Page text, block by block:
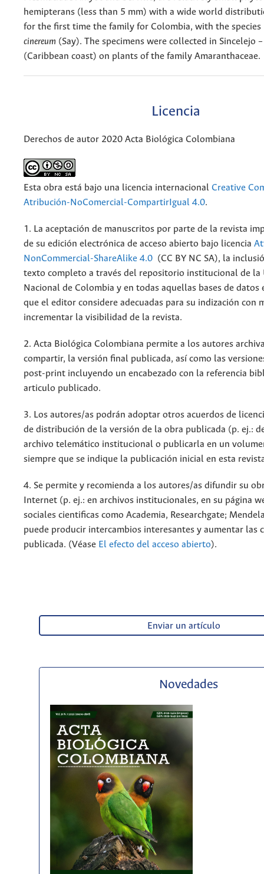
hemipterans (less than 5 mm) with a wide world
for the first time the family for Colombia, with the species
cinereum (Say). The specimens were collected in Sincelejo –
(Caribbean coast) on plants of the family Amaranthaceae.
Licencia
Derechos de autor 2020 Acta Biológica Colombiana
Esta obra está bajo una licencia internacional Creative
Atribución-NoComercial-CompartirIgual 4.0.
1. La aceptación de manuscritos por parte de la revista
de su edición electrónica de acceso abierto bajo licencia
NonCommercial-ShareAlike 4.0 (CC BY NC SA), la
texto completo a través del repositorio institucional de la
Nacional de Colombia y en todas aquellas bases de datos
que el editor considere adecuadas para su indización con
incrementar la visibilidad de la revista.
2. Acta Biológica Colombiana permite a los autores
compartir, la versión final publicada, así como las
post-print incluyendo un encabezado con la referencia
articulo publicado.
3. Los autores/as podrán adoptar otros acuerdos de
de distribución de la versión de la obra publicada (p. ej.:
archivo telemático institucional o publicarla en un
siempre que se indique la publicación inicial en esta
4. Se permite y recomienda a los autores/as difundir su
Internet (p. ej.: en archivos institucionales, en su página
sociales cientificas como Academia, Researchgate;
puede producir intercambios interesantes y aumentar las
publicada. (Véase El efecto del acceso abierto).
Enviar un artículo
Novedades